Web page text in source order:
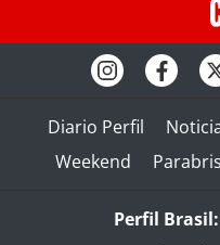
Diario Perfil
Weekend
Perfil Brasil: